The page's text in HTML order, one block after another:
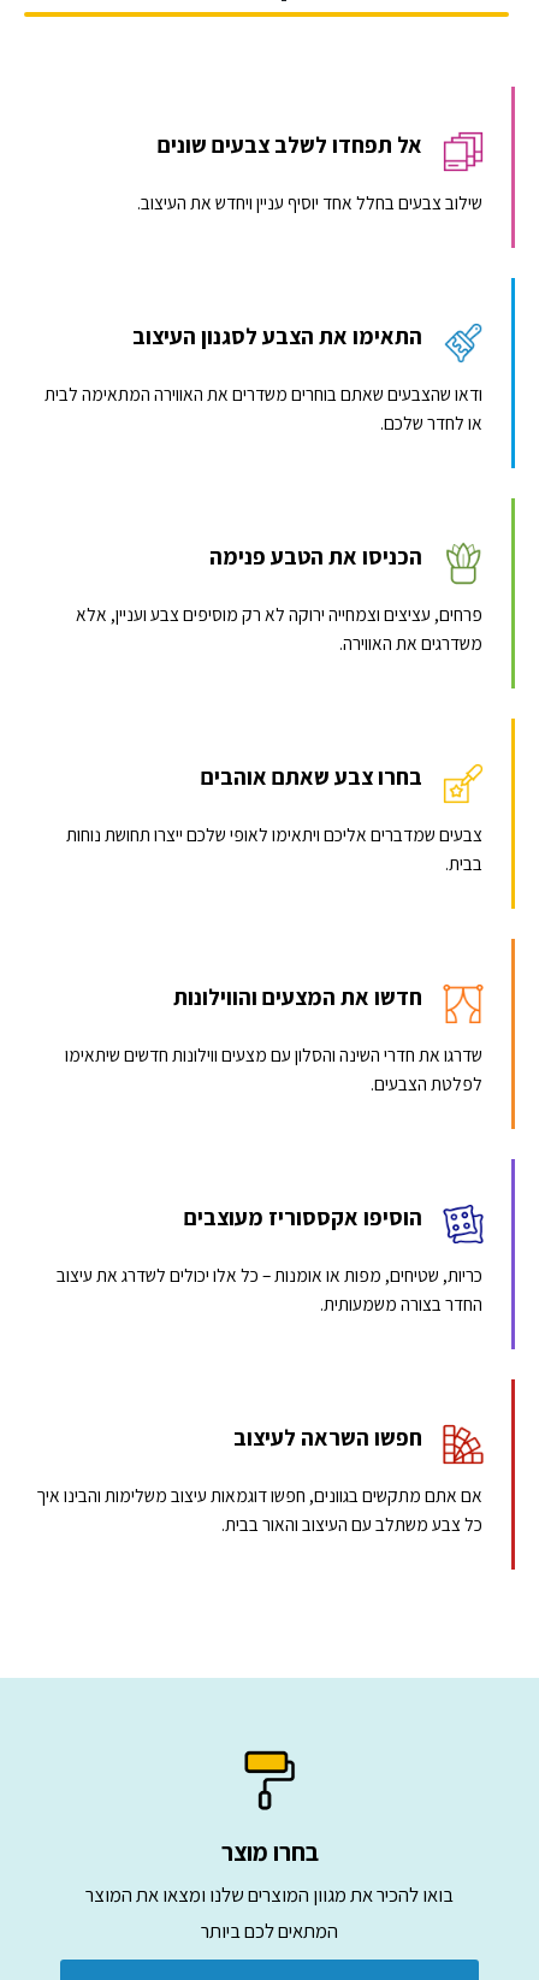
אל תפחדו לשלב צבעים שונים
שילוב צבעים בחלל אחד יוסיף עניין ויחדש את העיצוב.
התאימו את הצבע לסגנון העיצוב
ודאו שהצבעים שאתם בוחרים משדרים את האווירה המתאימה לבית
או לחדר שלכם.
הכניסו את הטבע פנימה
פרחים, עציצים וצמחייה ירוקה לא רק מוסיפים צבע ועניין, אלא
משדרגים את האווירה.
בחרו צבע שאתם אוהבים
צבעים שמדברים אליכם ויתאימו לאופי שלכם ייצרו תחושת נוחות
בבית.
חדשו את המצעים והווילונות
שדרגו את חדרי השינה והסלון עם מצעים ווילונות חדשים שיתאימו
לפלטת הצבעים.
הוסיפו אקססוריז מעוצבים
כריות, שטיחים, מפות או אומנות – כל אלו יכולים לשדרג את עיצוב
החדר בצורה משמעותית.
חפשו השראה לעיצוב
אם אתם מתקשים בגוונים, חפשו דוגמאות עיצוב משלימות והבינו איך
כל צבע משתלב עם העיצוב והאור בבית.
בחרו מוצר
בואו להכיר את מגוון המוצרים שלנו ומצאו את המוצר
המתאים לכם ביותר